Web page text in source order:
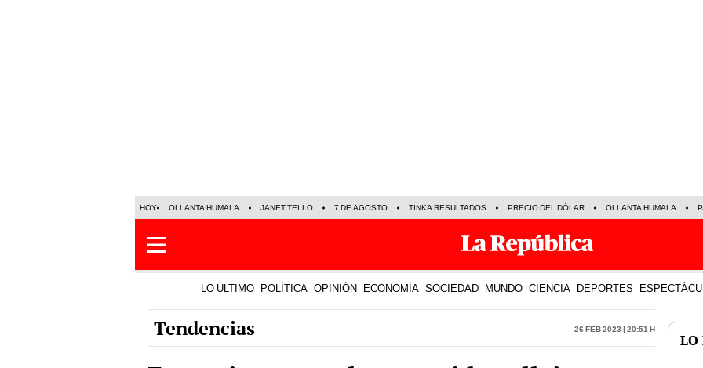
HOY OLLANTA HUMALA JANET TELLO 7 DE AGOSTO TINKA RESULTADOS PRECIO DEL DÓLAR OLLANTA HUMALA
LO ÚLTIMO POLÍTICA OPINIÓN ECONOMÍA SOCIEDAD MUNDO CIENCIA DEPORTES
Tendencias 26 Feb 2023 | 20:51 h
LO